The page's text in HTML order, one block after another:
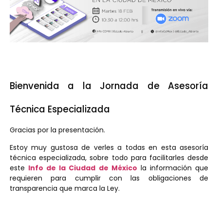
Bienvenida a la Jornada de Asesoría
Técnica Especializada
Gracias por la presentación.
Estoy muy gustosa de verles a todas en esta asesoría
técnica especializada, sobre todo para facilitarles desde
este Info de la Ciudad de México la información que
requieren para cumplir con las obligaciones de
transparencia que marca la Ley.